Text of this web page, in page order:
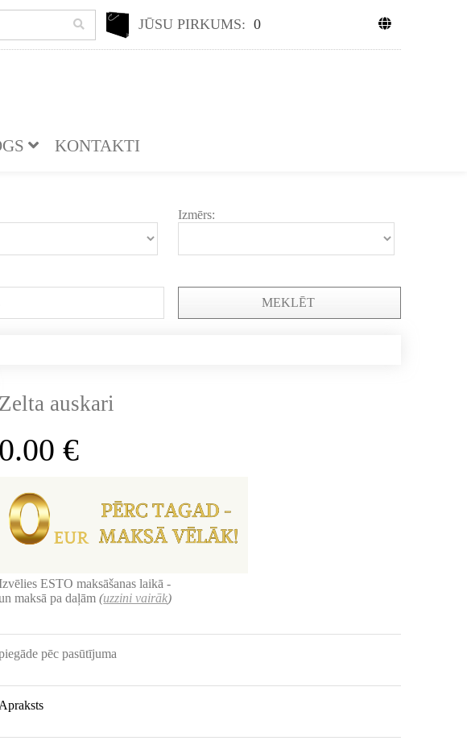
JŪSU PIRKUMS: 0
KONTAKTI
Izmērs:
MEKLĒT
Zelta auskari
0.00€
ESTO maksāšanas laikā -
maksā pa daļām(uzzini vairāk)
pēc pasūtījuma
Apraksts